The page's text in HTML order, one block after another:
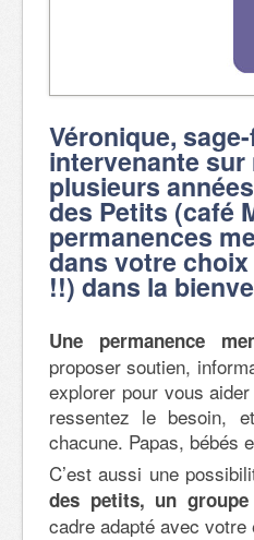
Véronique,
intervenante
plusieurs
des Petits (café
permanences
dans votre choix
!!) dans la
Une permanence
proposer soutien,
explorer pour vous
ressentez le besoin,
chacune. Papas, bébés
C’est aussi une
des petits, un groupe
cadre adapté avec votre